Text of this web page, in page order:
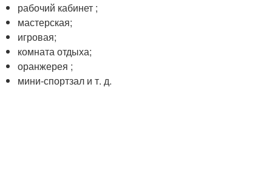
рабочий кабинет ;
мастерская;
игровая;
комната отдыха;
оранжерея ;
мини-спортзал и т. д.